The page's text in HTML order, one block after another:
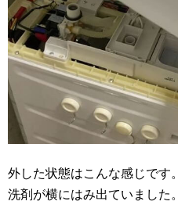
外した状態はこんな感じです。
洗剤が横にはみ出ていました。